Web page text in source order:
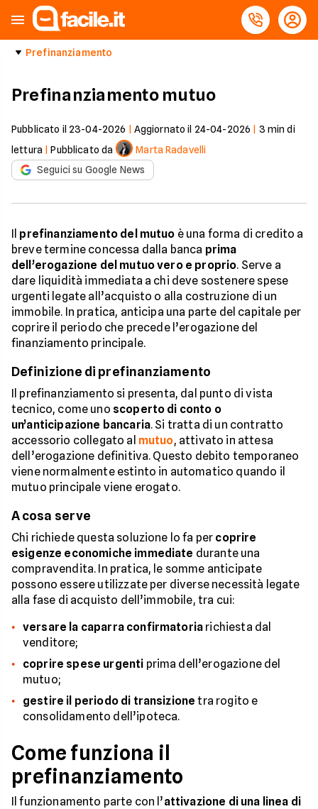
Prefinanziamento
Prefinanziamento mutuo
Pubblicato il 23-04-2026 Aggiornato il 24-04-2026 3 min di
lettura |Pubblicato da
Marta Radavelli
Seguici su Google News
Il prefinanziamento del mutuo è una forma di credito a
breve termine concessa dalla banca prima
dell’erogazione del mutuo vero e proprio. Serve a
dare liquidità immediata a chi deve sostenere spese
urgenti legate all’acquisto o alla costruzione di un
immobile. In pratica, anticipa una parte del capitale per
coprire il periodo che precede l’erogazione del
finanziamento principale.
Definizione di prefinanziamento
Il prefinanziamento si presenta, dal punto di vista
tecnico, come uno scoperto di conto o
un’anticipazione bancaria. Si tratta di un contratto
accessorio collegato al mutuo, attivato in attesa
dell’erogazione definitiva. Questo debito temporaneo
viene normalmente estinto in automatico quando il
mutuo principale viene erogato.
A cosa serve
Chi richiede questa soluzione lo fa per coprire
esigenze economiche immediate durante una
compravendita. In pratica, le somme anticipate
possono essere utilizzate per diverse necessità legate
alla fase di acquisto dell’immobile, tra cui:
versare la caparra confirmatoria richiesta dal
venditore;
coprire spese urgenti prima dell’erogazione del
mutuo;
gestire il periodo di transizione tra rogito e
consolidamento dell’ipoteca.
Come funziona il
prefinanziamento
Il funzionamento parte con l’attivazione di una linea di